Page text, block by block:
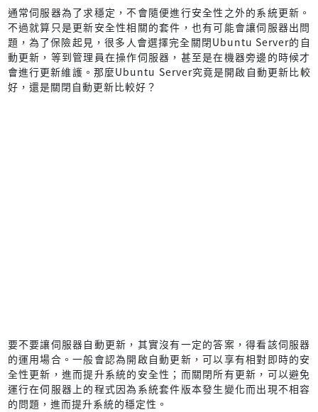
通常伺服器為了求穩定，不會隨便進行安全性之外的系統更新。
不過就算只是更新安全性相關的套件，也有可能會讓伺服器出問
題，為了保險起見，很多人會選擇完全關閉Ubuntu Server的自
動更新，等到管理員在操作伺服器，甚至是在機器旁邊的時候才
會進行更新維護。那麼Ubuntu Server究竟是開啟自動更新比較
好，還是關閉自動更新比較好？
要不要讓伺服器自動更新，其實沒有一定的答案，得看該伺服器
的運用場合。一般會認為開啟自動更新，可以享有相對即時的安
全性更新，進而提升系統的安全性；而關閉所有更新，可以避免
運行在伺服器上的程式因為系統套件版本發生變化而出現不相容
的問題，進而提升系統的穩定性。